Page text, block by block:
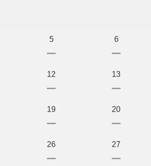
5
ー
6
ー
12
ー
13
ー
19
ー
20
ー
26
ー
27
ー